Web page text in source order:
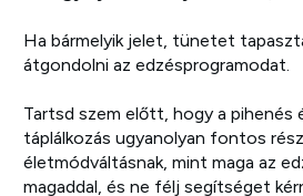
Ha bármelyik jelet, tünetet
átgondolni az edzésprogramodat.
Tartsd szem előtt, hogy a pihenés
táplálkozás ugyanolyan fontos
életmódváltásnak, mint maga az
magaddal, és ne félj segítséget